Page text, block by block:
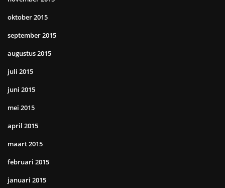
oktober 2015
september 2015
augustus 2015
juli 2015
juni 2015
mei 2015
april 2015
maart 2015
februari 2015
januari 2015